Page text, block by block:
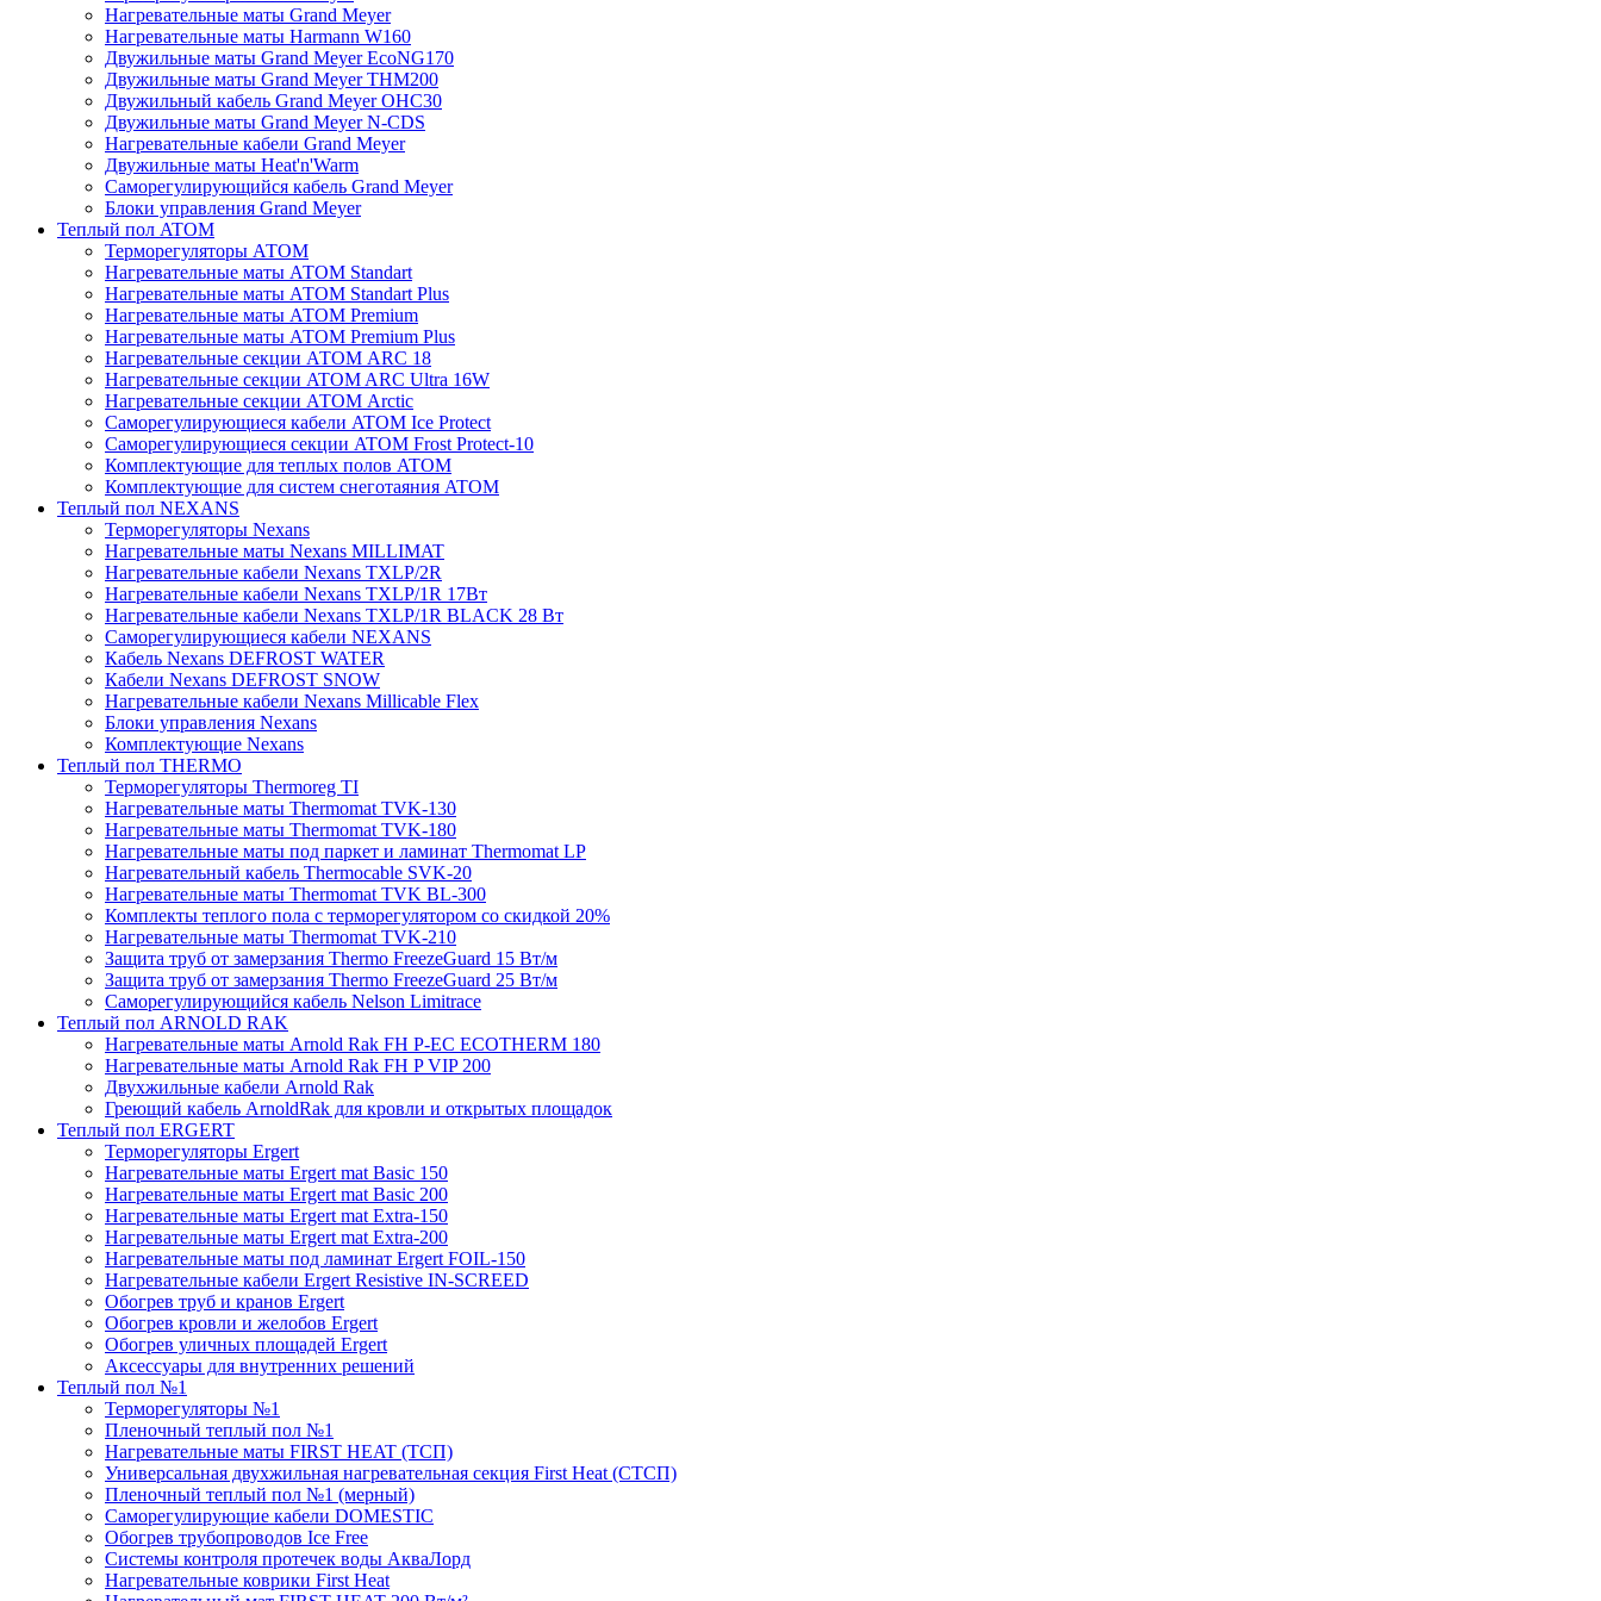
Нагревательные маты Grand Meyer
Нагревательные маты Harmann W160
Двужильные маты Grand Meyer EcoNG170
Двужильные маты Grand Meyer THM200
Двужильный кабель Grand Meyer OHC30
Двужильные маты Grand Meyer N-CDS
Нагревательные кабели Grand Meyer
Двужильные маты Heat'n'Warm
Саморегулирующийся кабель Grand Meyer
Блоки управления Grand Meyer
Теплый пол ATOM
Терморегуляторы АТОМ
Нагревательные маты АТОМ Standart
Нагревательные маты АТОМ Standart Plus
Нагревательные маты АТОМ Premium
Нагревательные маты АТОМ Premium Plus
Нагревательные секции АТОМ ARC 18
Нагревательные секции ATOM ARC Ultra 16W
Нагревательные секции АТОМ Arctic
Саморегулирующиеся кабели ATOM Ice Protect
Саморегулирующиеся секции ATOM Frost Protect-10
Комплектующие для теплых полов ATOM
Комплектующие для систем снеготаяния ATOM
Теплый пол NEXANS
Терморегуляторы Nexans
Нагревательные маты Nexans MILLIMAT
Нагревательные кабели Nexans TXLP/2R
Нагревательные кабели Nexans TXLP/1R 17Вт
Нагревательные кабели Nexans TXLP/1R BLACK 28 Вт
Саморегулирующиеся кабели NEXANS
Кабель Nexans DEFROST WATER
Кабели Nexans DEFROST SNOW
Нагревательные кабели Nexans Millicable Flex
Блоки управления Nexans
Комплектующие Nexans
Теплый пол THERMO
Терморегуляторы Thermoreg TI
Нагревательные маты Thermomat TVK-130
Нагревательные маты Thermomat TVK-180
Нагревательные маты под паркет и ламинат Thermomat LP
Нагревательный кабель Thermocable SVK-20
Нагревательные маты Thermomat TVK BL-300
Комплекты теплого пола с терморегулятором со скидкой 20%
Нагревательные маты Thermomat TVK-210
Защита труб от замерзания Thermo FreezeGuard 15 Вт/м
Защита труб от замерзания Thermo FreezeGuard 25 Вт/м
Саморегулирующийся кабель Nelson Limitrace
Теплый пол ARNOLD RAK
Нагревательные маты Arnold Rak FH P-EC ECOTHERM 180
Нагревательные маты Arnold Rak FH P VIP 200
Двухжильные кабели Arnold Rak
Греющий кабель ArnoldRak для кровли и открытых площадок
Теплый пол ERGERT
Терморегуляторы Ergert
Нагревательные маты Ergert mat Basic 150
Нагревательные маты Ergert mat Basic 200
Нагревательные маты Ergert mat Extra-150
Нагревательные маты Ergert mat Extra-200
Нагревательные маты под ламинат Ergert FOIL-150
Нагревательные кабели Ergert Resistive IN-SCREED
Обогрев труб и кранов Ergert
Обогрев кровли и желобов Ergert
Обогрев уличных площадей Ergert
Аксессуары для внутренних решений
Теплый пол №1
Терморегуляторы №1
Пленочный теплый пол №1
Нагревательные маты FIRST HEAT (ТСП)
Универсальная двухжильная нагревательная секция First Heat (СТСП)
Пленочный теплый пол №1 (мерный)
Саморегулирующие кабели DOMESTIC
Обогрев трубопроводов Ice Free
Системы контроля протечек воды АкваЛорд
Нагревательные коврики First Heat